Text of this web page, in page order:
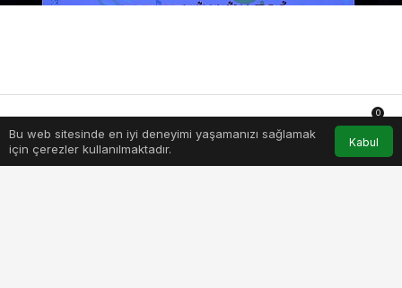
Bu web sitesinde en iyi deneyimi yaşamanızı sağlamak
için çerezler kullanılmaktadır.
Kabul
Anasayfa Akış Hesabım Bildirimler
0